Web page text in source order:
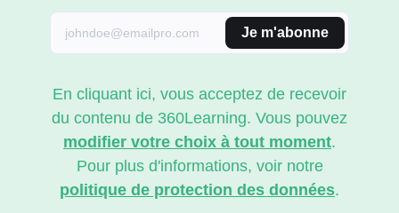
Je m'abonne
En cliquant ici, vous acceptez de recevoir
du contenu de 360Learning. Vous pouvez
modifier votre choix à tout moment.
Pour plus d'informations, voir notre
politique de protection des données.